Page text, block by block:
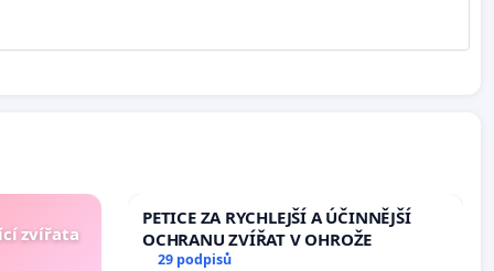
zvířata
PETICE ZA RYCHLEJŠÍ A ÚČINNĚJŠÍ
OCHRANU ZVÍŘAT V OHROŽE
29 podpisů